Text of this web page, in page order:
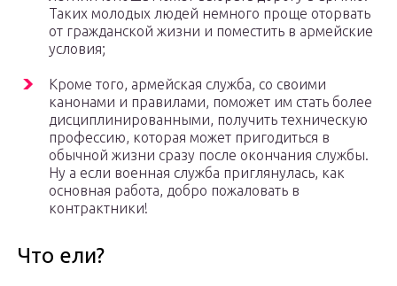
Таких молодых людей немного проще оторвать
от гражданской жизни и поместить в армейские
условия;
Кроме того, армейская служба, со своими
канонами и правилами, поможет им стать более
дисциплинированными, получить техническую
профессию, которая может пригодиться в
обычной жизни сразу после окончания службы.
Ну а если военная служба приглянулась, как
основная работа, добро пожаловать в
контрактники!
Что ели?